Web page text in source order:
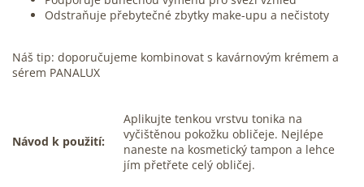
Odstraňuje přebytečné zbytky make-upu a nečistoty
Náš tip: doporučujeme kombinovat s kavárnovým krémem a
sérem PANALUX
Návod k použití:
Aplikujte tenkou vrstvu tonika na
vyčištěnou pokožku obličeje. Nejlépe
naneste na kosmetický tampon a lehce
jím přetřete celý obličej.